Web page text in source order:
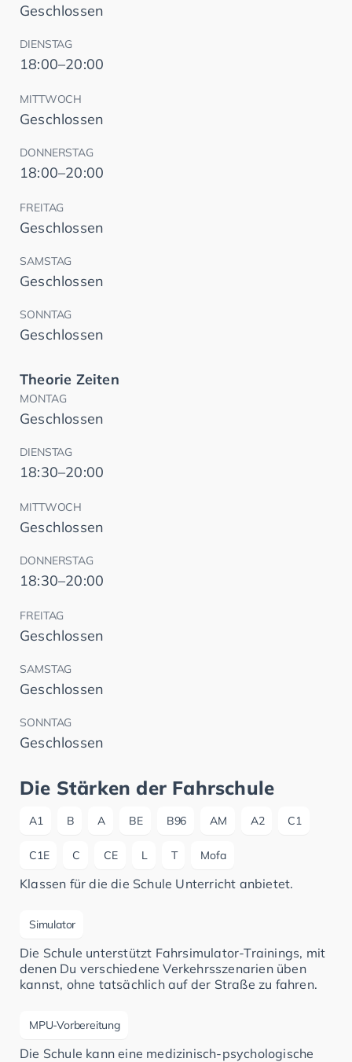
Geschlossen
DIENSTAG
18:00–20:00
MITTWOCH
Geschlossen
DONNERSTAG
18:00–20:00
FREITAG
Geschlossen
SAMSTAG
Geschlossen
SONNTAG
Geschlossen
Theorie Zeiten
MONTAG
Geschlossen
DIENSTAG
18:30–20:00
MITTWOCH
Geschlossen
DONNERSTAG
18:30–20:00
FREITAG
Geschlossen
SAMSTAG
Geschlossen
SONNTAG
Geschlossen
Die Stärken der Fahrschule
A1 B A BE B96 AM A2 C1
C1E C CE L T Mofa
Klassen für die die Schule Unterricht anbietet.
Simulator
Die Schule unterstützt Fahrsimulator-Trainings, mit
denen Du verschiedene Verkehrsszenarien üben
kannst, ohne tatsächlich auf der Straße zu fahren.
MPU-Vorbereitung
Die Schule kann eine medizinisch-psychologische